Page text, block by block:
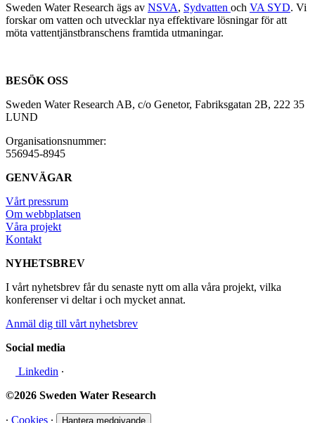
Sweden Water Research ägs av NSVA, Sydvatten och VA SYD. Vi
forskar om vatten och utvecklar nya effektivare lösningar för att
möta vattentjänstbranschens framtida utmaningar.
BESÖK OSS
Sweden Water Research AB, c/o Genetor, Fabriksgatan 2B, 222 35
LUND
Organisationsnummer:
556945-8945
GENVÄGAR
Vårt pressrum
Om webbplatsen
Våra projekt
Kontakt
NYHETSBREV
I vårt nyhetsbrev får du senaste nytt om alla våra projekt, vilka
konferenser vi deltar i och mycket annat.
Anmäl dig till vårt nyhetsbrev
Social media
Linkedin ∙
©2026 Sweden Water Research
∙ Cookies ∙ Hantera medgivande